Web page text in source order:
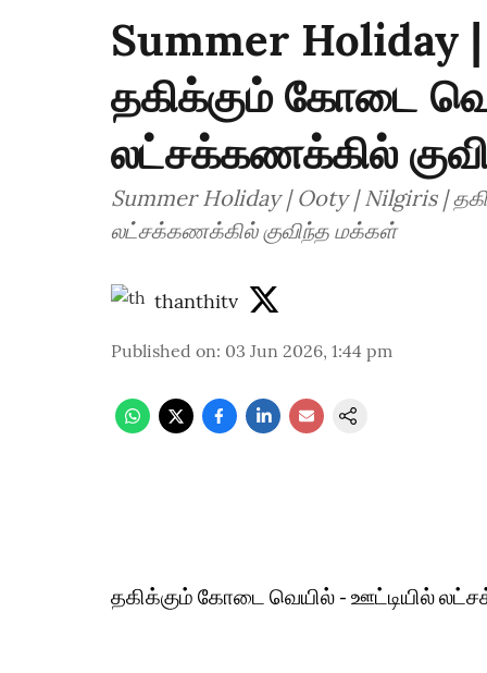
Summer Holiday
தகிக்கும் கோடை
லட்சக்கணக்கில்
Summer Holiday | Ooty | Nilgiris |
லட்சக்கணக்கில் குவிந்த மக்கள்
thanthitv
Published on: 03 Jun 2026, 1:44 pm
தகிக்கும் கோடை வெயில் - ஊட்டியில்